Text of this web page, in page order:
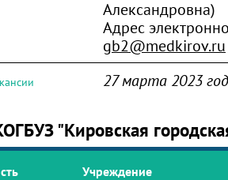
Александровна)
Адрес
gb2@medkirov.ru
27 марта 2023
"Кировская
Учреждение